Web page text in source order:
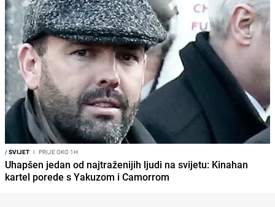
/SVIJET I PRIJE OKO 1H
Uhapšen jedan od najtraženijih ljudi na svijetu: Kinahan
kartel porede s Yakuzom i Camorrom